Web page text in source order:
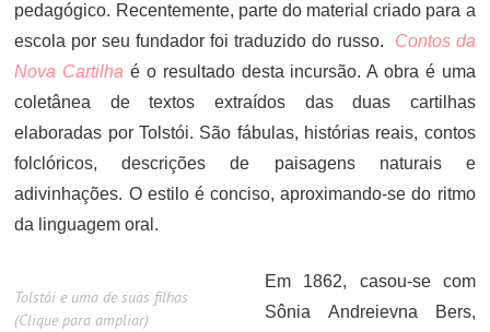
pedagógico. Recentemente, parte do material criado para a
escola por seu fundador foi traduzido do russo. Contos da
Nova Cartilha é o resultado desta incursão. A obra é uma
coletânea de textos extraídos das duas cartilhas
elaboradas por Tolstói. São fábulas, histórias reais, contos
folclóricos, descrições de paisagens naturais e
adivinhações. O estilo é conciso, aproximando-se do ritmo
da linguagem oral.
Tolstói e uma de suas filhas
(Clique para ampliar)
Em 1862, casou-se com
Sônia Andreievna Bers,